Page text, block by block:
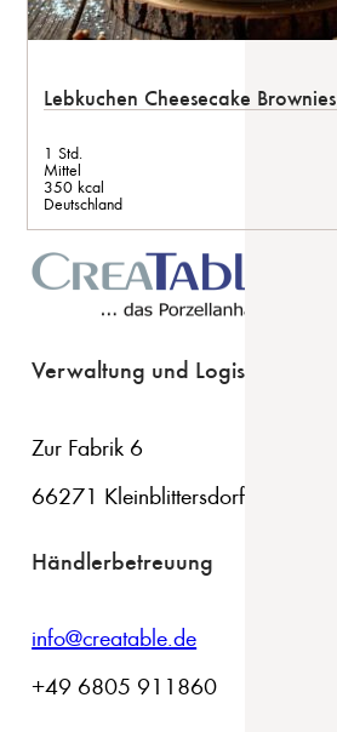
Lebkuchen Cheesecake Brownies
1 Std.
Mittel
350 kcal
Deutschland
Verwaltung und Logistik
Zur Fabrik 6
66271 Kleinblittersdorf
Händlerbetreuung
info@creatable.de
+49 6805 911860